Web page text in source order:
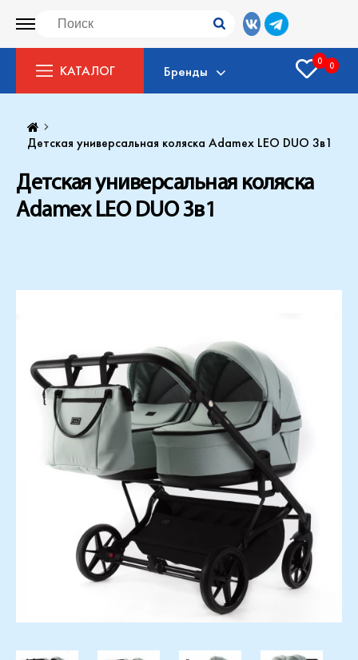
КАТАЛОГ Бренды
0 0
Детская универсальная коляска Adamex LEO DUO 3в1
Детская универсальная коляска
Adamex LEO DUO 3в1